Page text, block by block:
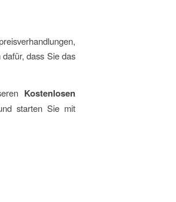
dass Sie das
Kostenlosen
starten Sie mit